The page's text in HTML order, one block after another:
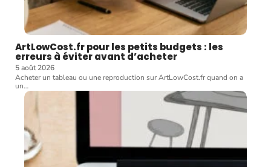
ArtLowCost.fr pour les petits budgets : les
erreurs à éviter avant d’acheter
5 août 2026
Acheter un tableau ou une reproduction sur ArtLowCost.fr quand on a
un…